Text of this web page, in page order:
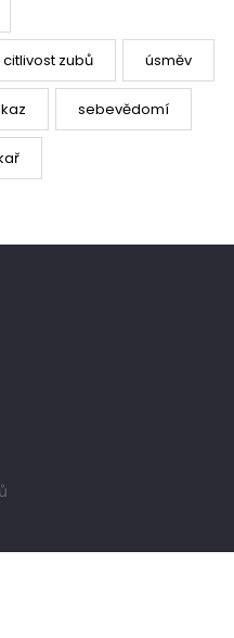
citlivost zubů úsměv
sebevědomí